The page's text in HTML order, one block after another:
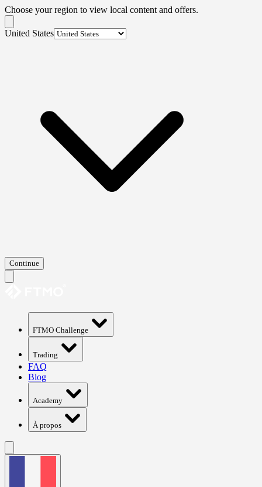
Choose your region to view local content and offers.
United States
Continue
FTMO Challenge
Trading
FAQ
Blog
Academy
À propos